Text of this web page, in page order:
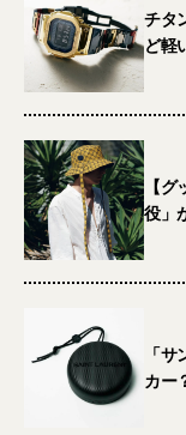
チタ
ど軽
【
役」
「
カー